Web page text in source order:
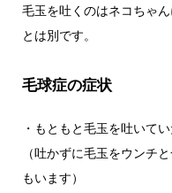
毛玉を吐くのはネコちゃ
とは別です。
毛球症の症状
・もともと毛玉を吐いて
（吐かずに毛玉をウンチ
もいます）